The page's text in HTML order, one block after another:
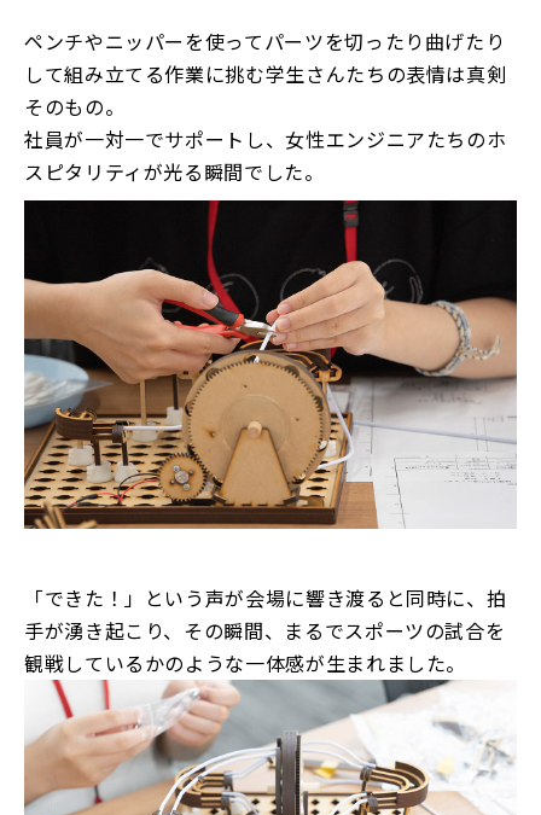
ペンチやニッパーを使ってパーツを切ったり曲げたり
して組み立てる作業に挑む学生さんたちの表情は真剣
そのもの。
社員が一対一でサポートし、女性エンジニアたちのホ
スピタリティが光る瞬間でした。
「できた！」という声が会場に響き渡ると同時に、拍
手が湧き起こり、その瞬間、まるでスポーツの試合を
観戦しているかのような一体感が生まれました。